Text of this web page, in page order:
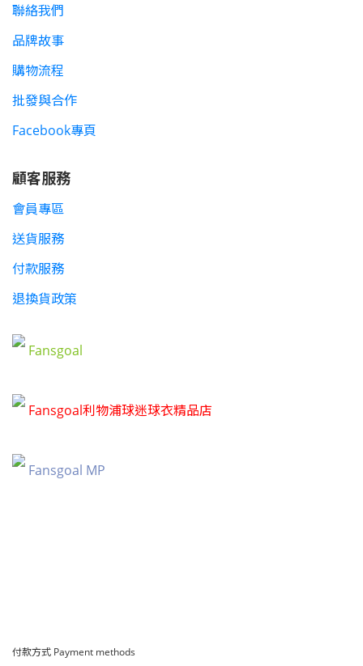
聯絡我們
品牌故事
購物流程
批發與合作
Facebook專頁
顧客服務
會員專區
送貨服務
付款服務
退換貨政策
Fansgoal
Fansgoal利物浦球迷球衣精品店
Fansgoal MP
付款方式 Payment methods